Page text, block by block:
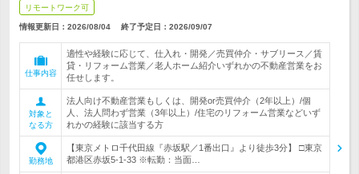
リモートワーク可
情報更新日：2026/08/04 終了予定日： 2026/09/07
仕事内容
適性や経験に応じて、仕入れ・開発／売買仲介・サブリース／賃
貸・リフォーム営業／老人ホーム紹介いずれかの不動産営業をお
任せします。
対象と
なる方
法人向け不動産営業もしくは、開発or売買仲介（2年以上）/個
人、法人問わず営業（3年以上）/住宅のリフォーム営業などいず
れかの経験に該当する方
勤務地
【東京メトロ千代田線『赤坂駅／1番出口』より徒歩3分】 □東京
都港区赤坂5-1-33 ※転勤：当面…